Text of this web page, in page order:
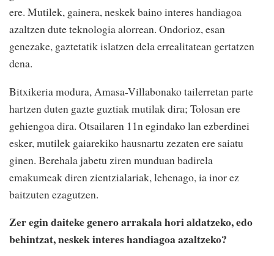
ere. Mutilek, gainera, neskek baino interes handiagoa
azaltzen dute teknologia alorrean. Ondorioz, esan
genezake, gaztetatik islatzen dela errealitatean gertatzen
dena.
Bitxikeria modura, Amasa-Villabonako tailerretan parte
hartzen duten gazte guztiak mutilak dira; Tolosan ere
gehiengoa dira. Otsailaren 11n egindako lan ezberdinei
esker, mutilek gaiarekiko hausnartu zezaten ere saiatu
ginen. Berehala jabetu ziren munduan badirela
emakumeak diren zientzialariak, lehenago, ia inor ez
baitzuten ezagutzen.
Zer egin daiteke genero arrakala hori aldatzeko, edo
behintzat, neskek interes handiagoa azaltzeko?